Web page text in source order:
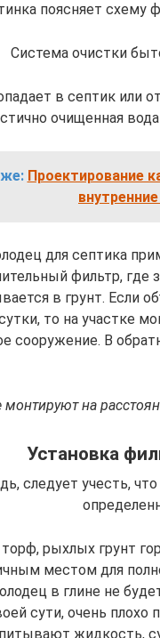
поясняет схему
Система очистки
в септик или
очищенная
Проектирование
для септика
фильтр, где
в грунт. Если
то на участке
сооружение. В
на
Установка
следует учесть,
рыхлых грунт
местом для
в глине не
сути, очень
жидкость,